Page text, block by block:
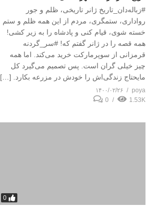
#زباله‌دان_تاریخ ژانر تاریخی، ظلم و جور
رواداری، ستمگری، مردم از این همه ظلم و ستم
خسته شوی، قیام کنی و پادشاه را به زیر کشی!
همه قصه را در ژانر گفتم که! #سر_گردنه
قرمزانی از سوپرمارکت خرید می‌کند. اما همه
چیز خیلی گران است. پس تصمیم می‌گیرد کل
مایحتاج زندگی‌اش را خودش در مزرعه بکارد. […]
poya
۱۴۰۰/۰۲/۲۶
1.53K
0
0